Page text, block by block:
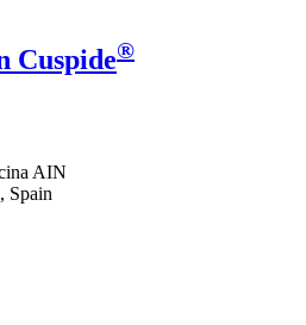
Cuspide®
AIN
Spain